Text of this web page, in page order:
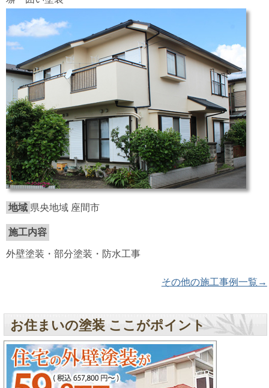
地域 県央地域 座間市
施工内容
外壁塗装・部分塗装・防水工事
その他の施工事例一覧→
お住まいの塗装 ここがポイント